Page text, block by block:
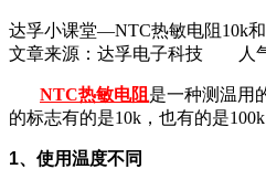
达孚小课堂—NTC热敏电阻10k和
文章来源：达孚电子科技 人
NTC热敏电阻 是一种测温用
的标志有的是10k，也有的是
1、使用温度不同